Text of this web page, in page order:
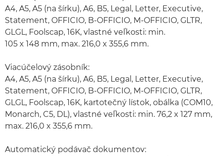
A4, A5, A5 (na šírku), A6, B5, Legal, Letter, Executive,
Statement, OFFICIO, B-OFFICIO, M-OFFICIO, GLTR,
GLGL, Foolscap, 16K, vlastné veľkosti: min.
105 x 148 mm, max. 216,0 x 355,6 mm.
Viacúčelový zásobník:
A4, A5, A5 (na šírku), A6, B5, Legal, Letter, Executive,
Statement, OFFICIO, B-OFFICIO, M-OFFICIO, GLTR,
GLGL, Foolscap, 16K, kartotečný lístok, obálka (COM10,
Monarch, C5, DL), vlastné veľkosti: min. 76,2 x 127 mm,
max. 216,0 x 355,6 mm.
Automatický podávač dokumentov: